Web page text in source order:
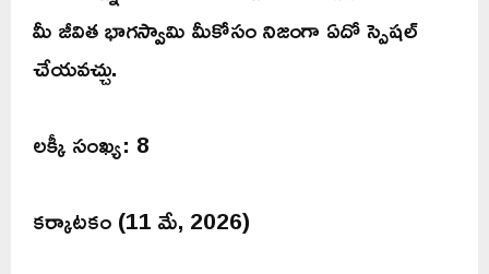
మీ జీవిత భాగస్వామి మీకోసం నిజంగా ఏదో స్పెషల్
చేయవచ్చు.
లక్కీ సంఖ్య: 8
కర్కాటకం (11 మే, 2026)